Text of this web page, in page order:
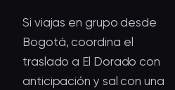
Si viajas en grupo desde
Bogotá, coordina el
traslado a El Dorado con
anticipación y sal con una